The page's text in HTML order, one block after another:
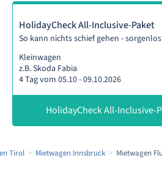
HolidayCheck All-Inclusive-Paket
So kann nichts schief gehen -
Kleinwagen
z.B. Skoda Fabia
4 Tag vom 05.10 - 09.10.2026
HolidayCheck All-Inclusive-
Tirol Mietwagen Innsbruck Mietwagen